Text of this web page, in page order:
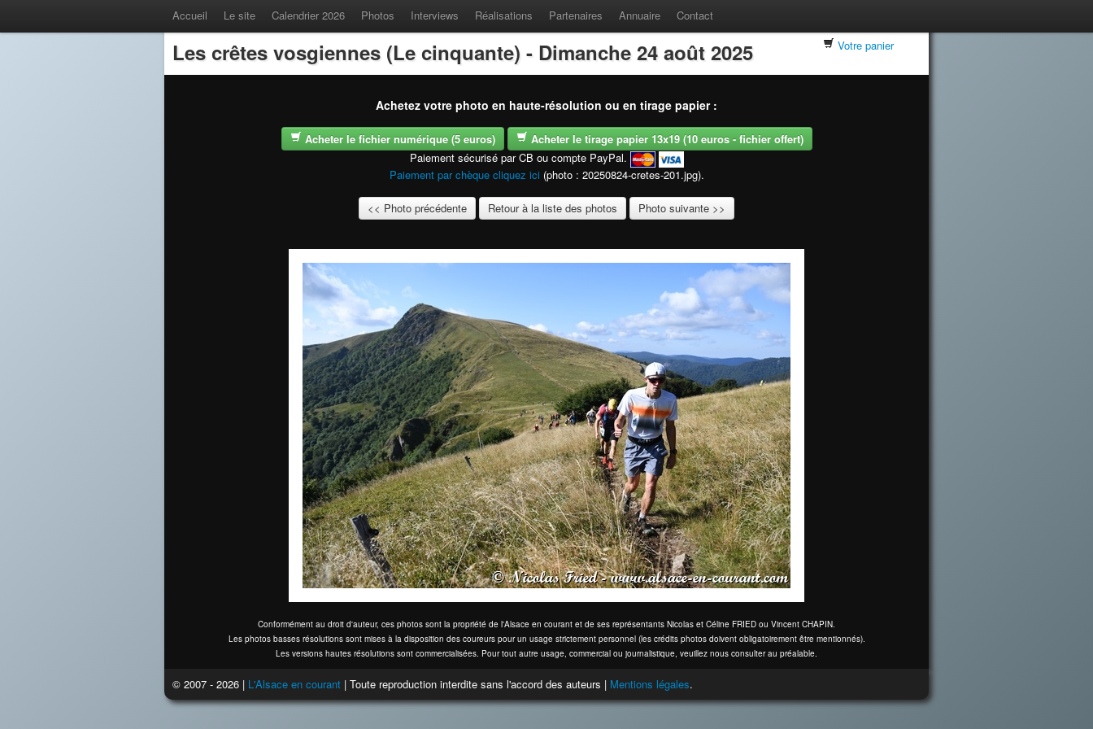
Accueil Le site Calendrier 2026 Photos Interviews Réalisations Partenaires Annuaire Contact
Les crêtes vosgiennes (Le cinquante) - Dimanche 24 août 2025 Votre panier
Achetez votre photo en haute-résolution ou en tirage papier :
Acheter le fichier numérique (5 euros)
Acheter le tirage papier 13x19 (10 euros - fichier offert)
Paiement sécurisé par CB ou compte PayPal.
Paiement par chèque cliquez ici (photo : 20250824-cretes-201.jpg).
<< Photo précédente Retour à la liste des photos Photo suivante >>
Conformément au droit d'auteur, ces photos sont la propriété de l'Alsace en courant et de ses représentants Nicolas et Céline FRIED ou Vincent CHAPIN.
Les photos basses résolutions sont mises à la disposition des coureurs pour un usage strictement personnel (les crédits photos doivent obligatoirement être mentionnés).
Les versions hautes résolutions sont commercialisées. Pour tout autre usage, commercial ou journalistique, veuillez nous consulter au préalable.
© 2007 - 2026 | L'Alsace en courant | Toute reproduction interdite sans l'accord des auteurs | Mentions légales.